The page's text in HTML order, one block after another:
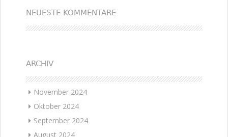
NEUESTE KOMMENTARE
ARCHIV
November 2024
Oktober 2024
September 2024
August 2024